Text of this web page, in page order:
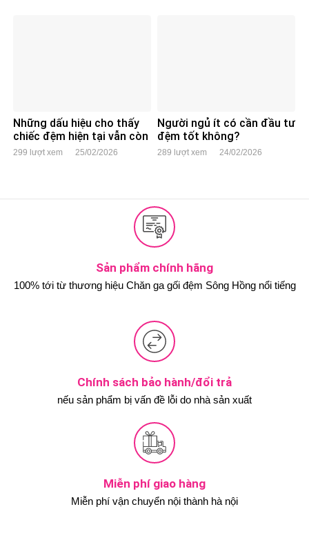
Những dấu hiệu cho thấy
chiếc đệm hiện tại vẫn còn
dùng tốt
299 lượt xem 25/02/2026
Người ngủ ít có cần đầu tư
đệm tốt không?
289 lượt xem 24/02/2026
Sản phẩm chính hãng
100% tới từ thương hiệu Chăn ga gối đệm Sông Hồng nổi tiếng
Chính sách bảo hành/đổi trả
nếu sản phẩm bị vấn đề lỗi do nhà sản xuất
Miễn phí giao hàng
Miễn phí vận chuyển nội thành hà nội